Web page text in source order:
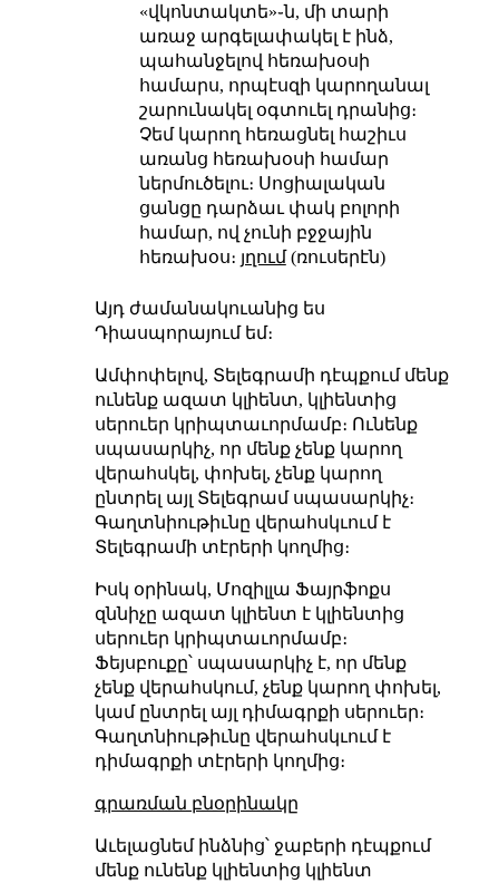
«վկոնտակտե»֊ն, մի տարի
առաջ արգելափակել է ինձ,
պահանջելով հեռախօսի
համարս, որպէսզի կարողանալ
շարունակել օգտուել դրանից։
Չեմ կարող հեռացնել հաշիւս
առանց հեռախօսի համար
ներմուծելու։ Սոցիալական
ցանցը դարձաւ փակ բոլորի
համար, ով չունի բջջային
հեռախօս։ յղում(ռուսերէն)
Այդ ժամանակուանից ես
Դիասպորայում եմ։
Ամփոփելով, Տելեգրամի դէպքում մենք
ունենք ազատ կլիենտ, կլիենտից
սերուեր կրիպտաւորմամբ։ Ունենք
սպասարկիչ, որ մենք չենք կարող
վերահսկել, փոխել, չենք կարող
ընտրել այլ Տելեգրամ սպասարկիչ։
Գաղտնիութիւնը վերահսկւում է
Տելեգրամի տէրերի կողմից։
Իսկ օրինակ, Մոզիլլա Ֆայրֆոքս
զննիչը ազատ կլիենտ է կլիենտից
սերուեր կրիպտաւորմամբ։
Ֆեյսբուքը՝ սպասարկիչ է, որ մենք
չենք վերահսկում, չենք կարող փոխել,
կամ ընտրել այլ դիմագրքի սերուեր։
Գաղտնիութիւնը վերահսկւում է
դիմագրքի տէրերի կողմից։
գրառման բնօրինակը
Աւելացնեմ ինձնից՝ ջաբերի դէպքում
մենք ունենք կլիենտից կլիենտ